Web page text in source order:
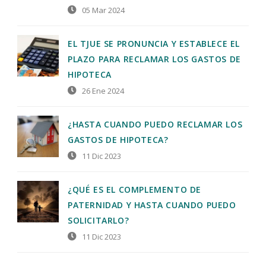
05 Mar 2024
EL TJUE SE PRONUNCIA Y ESTABLECE EL
PLAZO PARA RECLAMAR LOS GASTOS DE
HIPOTECA
26 Ene 2024
¿HASTA CUANDO PUEDO RECLAMAR LOS
GASTOS DE HIPOTECA?
11 Dic 2023
¿QUÉ ES EL COMPLEMENTO DE
PATERNIDAD Y HASTA CUANDO PUEDO
SOLICITARLO?
11 Dic 2023